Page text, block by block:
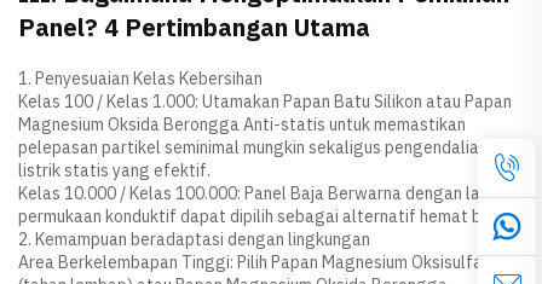
Panel? 4 Pertimbangan Utama
1. Penyesuaian Kelas Kebersihan
Kelas 100 / Kelas 1.000: Utamakan Papan Batu Silikon atau Papan
Magnesium Oksida Berongga Anti-statis untuk memastikan
pelepasan partikel seminimal mungkin sekaligus pengendalian
listrik statis yang efektif.
Kelas 10.000 / Kelas 100.000: Panel Baja Berwarna dengan lapisan
permukaan konduktif dapat dipilih sebagai alternatif hemat biaya.
2. Kemampuan beradaptasi dengan lingkungan
Area Berkelembapan Tinggi: Pilih Papan Magnesium Oksisulfat